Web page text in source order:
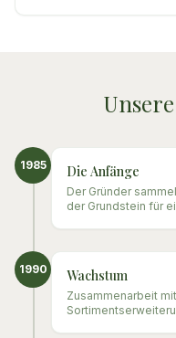
1985 Die Anfänge
Der Gründer
der Grundstein für
1990 Wachstum
Zusammenarbeit